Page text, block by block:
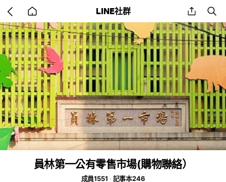
back
to
home
LINE社群 share
員林第一公有零售市場(購物聯絡）
成員1551
記事本246